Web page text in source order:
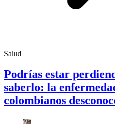
Salud
Podrías estar
saberlo: la
colombianos